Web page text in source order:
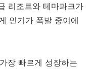
리조트와 테마파크가
인기가 폭발 중이에
장 빠르게 성장하는